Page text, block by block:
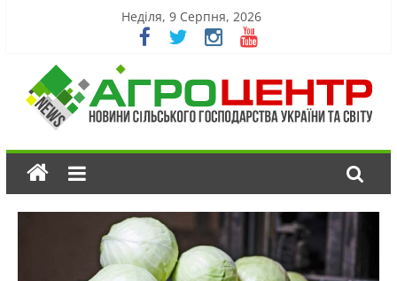
Неділя, 9 Серпня, 2026